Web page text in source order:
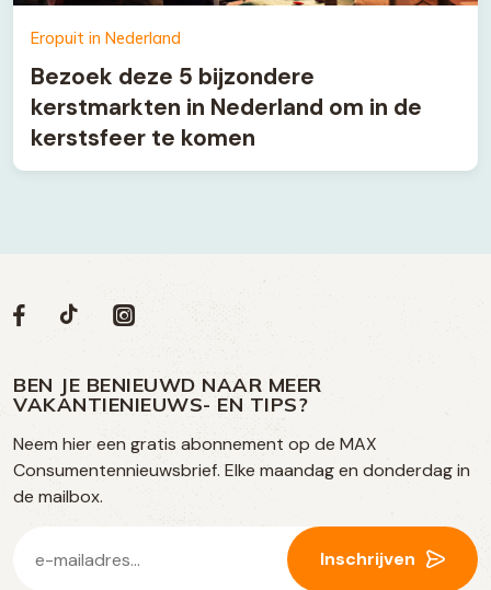
Eropuit in Nederland
Bezoek deze 5 bijzondere
kerstmarkten in Nederland om in de
kerstsfeer te komen
Volg
op
social
media
Social
Volg
op
Facebook
Volg
op
TikTok
Volg
op
Instagram
BEN JE BENIEUWD NAAR MEER
VAKANTIENIEUWS- EN TIPS?
Neem hier een gratis abonnement op de MAX
Consumentennieuwsbrief. Elke maandag en donderdag in
de mailbox.
mailadres
Inschrijven